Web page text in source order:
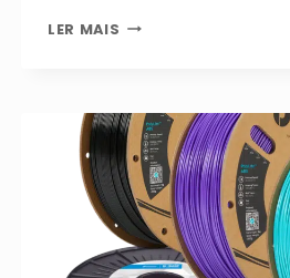
LER MAIS POR
IMPRESSAS
QUEBRAM?